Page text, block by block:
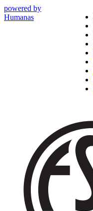
powered by
Humanas